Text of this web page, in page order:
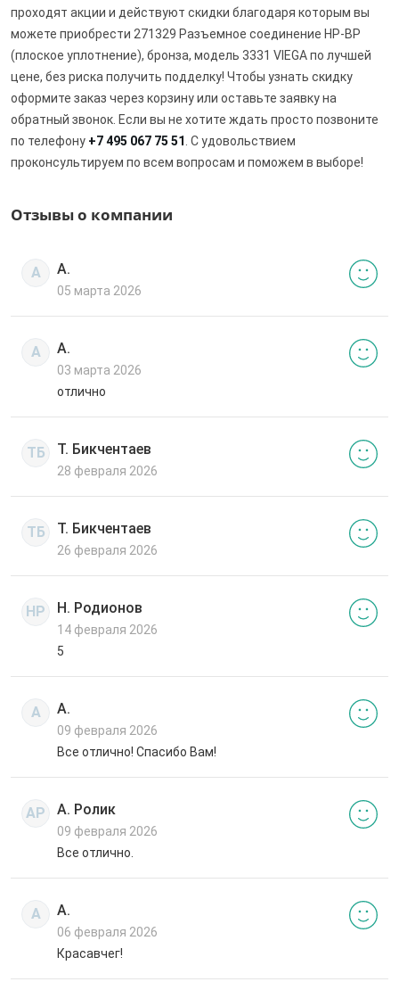
проходят акции и действуют скидки благодаря которым вы
можете приобрести 271329 Разъемное соединение НР-ВР
(плоское уплотнение), бронза, модель 3331 VIEGA по лучшей
цене, без риска получить подделку! Чтобы узнать скидку
оформите заказ через корзину или оставьте заявку на
обратный звонок. Если вы не хотите ждать просто позвоните
по телефону +7 495 067 75 51. С удовольствием
проконсультируем по всем вопросам и поможем в выборе!
Отзывы о компании
А А.
05 марта 2026
А А.
03 марта 2026
отлично
ТБ Т. Бикчентаев
28 февраля 2026
ТБ Т. Бикчентаев
26 февраля 2026
НР Н. Родионов
14 февраля 2026
5
А А.
09 февраля 2026
Все отлично! Спасибо Вам!
АР А. Ролик
09 февраля 2026
Все отлично.
А А.
06 февраля 2026
Красавчег!